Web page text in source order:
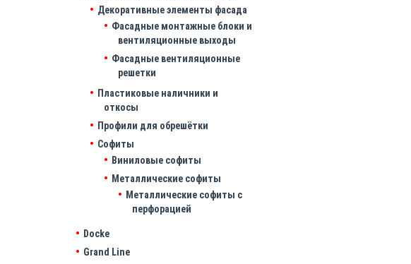
Декоративные элементы фасада
Фасадные монтажные блоки и
вентиляционные выходы
Фасадные вентиляционные
решетки
Пластиковые наличники и
откосы
Профили для обрешётки
Софиты
Виниловые софиты
Металлические софиты
Металлические софиты с
перфорацией
Docke
Grand Line